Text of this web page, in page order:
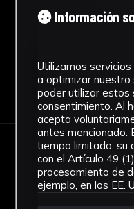
Información
Utilizamos
a optimizar
poder utilizar estos
consentimiento. Al
acepta
antes mencionado.
tiempo limitado, su
con el Artículo 49
procesamiento de
ejemplo, en los EE.